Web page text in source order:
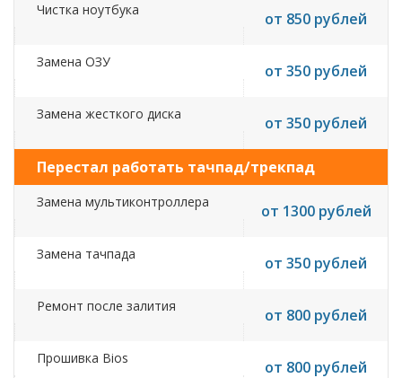
Чистка ноутбука от 850 рублей
Замена ОЗУ от 350 рублей
Замена жесткого диска от 350 рублей
Перестал работать тачпад/трекпад
Замена мультиконтроллера от 1300 рублей
Замена тачпада от 350 рублей
Ремонт после залития от 800 рублей
Прошивка Bios от 800 рублей